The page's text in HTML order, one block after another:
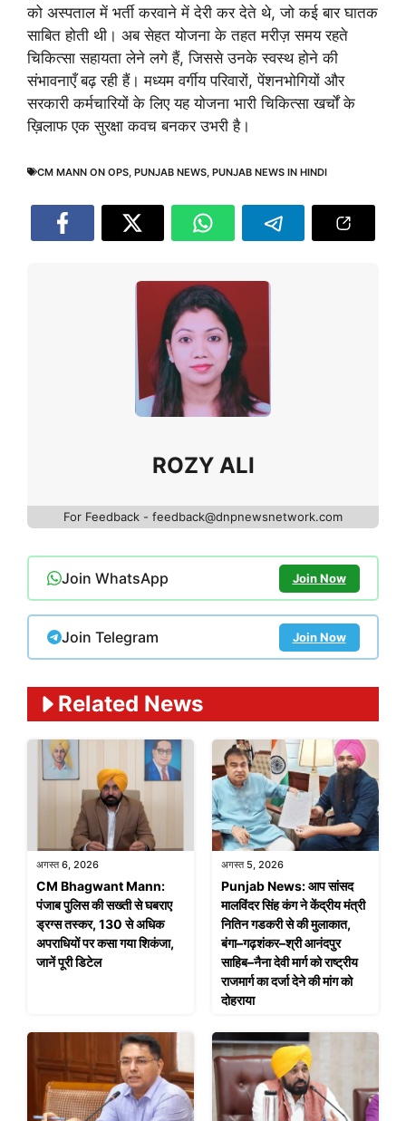
को अस्पताल में भर्ती करवाने में देरी कर देते थे, जो कई बार घातक
साबित होती थी। अब सेहत योजना के तहत मरीज़ समय रहते
चिकित्सा सहायता लेने लगे हैं, जिससे उनके स्वस्थ होने की
संभावनाएँ बढ़ रही हैं। मध्यम वर्गीय परिवारों, पेंशनभोगियों और
सरकारी कर्मचारियों के लिए यह योजना भारी चिकित्सा खर्चों के
ख़िलाफ एक सुरक्षा कवच बनकर उभरी है।
CM MANN ON OPS PUNJAB NEWS PUNJAB NEWS IN HINDI
ROZY ALI
For Feedback - feedback@dnpnewsnetwork.com
Join WhatsApp Join Now
Join Telegram Join Now
Related News
अगस्त 6, 2026
CM Bhagwant Mann:
पंजाब पुलिस की सख्ती से घबराए
ड्रग्स तस्कर, 130 से अधिक
अपराधियों पर कसा गया शिकंजा,
जानें पूरी डिटेल
अगस्त 5, 2026
Punjab News: आप सांसद
मालविंदर सिंह कंग ने केंद्रीय मंत्री
नितिन गडकरी से की मुलाकात,
बंगा–गढ़शंकर–श्री आनंदपुर
साहिब–नैना देवी मार्ग को राष्ट्रीय
राजमार्ग का दर्जा देने की मांग को
दोहराया